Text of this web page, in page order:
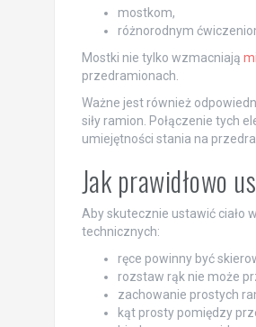
mostkom,
różnorodnym
Mostki nie tylko wzmacniają
przedramionach.
Ważne jest również
siły ramion. Połączenie tych
umiejętności stania na
Jak prawidłowo
Aby skutecznie ustawić ciało
technicznych:
ręce powinny być
rozstaw rąk nie może
zachowanie prostych
kąt prosty pomiędzy